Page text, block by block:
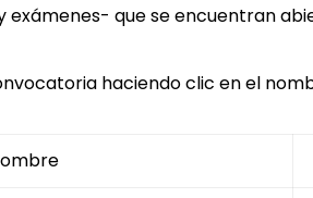
exámenes- que se encuentran
haciendo clic en el